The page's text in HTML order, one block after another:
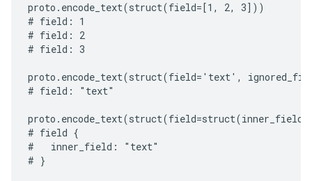
proto.encode_text(struct(field=[1, 2, 3]))
# field: 1
# field: 2
# field: 3
proto.encode_text(struct(field='text',
# field: "text"
# field {
#   inner_field: "text"
# }